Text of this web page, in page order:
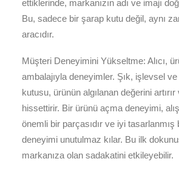
ettiklerinde, markanızın adı ve imajı
Bu, sadece bir şarap kutu değil, aynı
aracıdır.
Müşteri Deneyimini Yükseltme: Alıcı,
ambalajıyla deneyimler. Şık, işlevsel
kutusu, ürünün algılanan değerini
hissettirir. Bir ürünü açma deneyimi,
önemli bir parçasıdır ve iyi tasarlanmış
deneyimi unutulmaz kılar. Bu ilk
markanıza olan sadakatini etkileyebilir.